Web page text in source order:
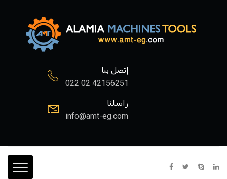
إتصل بنا
022 02 42156251
راسلنا
info@amt-eg.com